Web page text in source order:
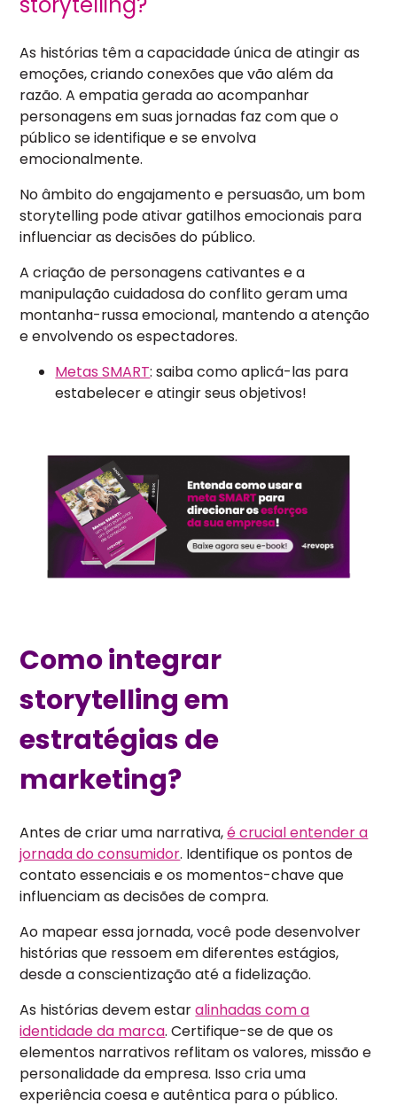
As histórias têm a capacidade única de atingir as
emoções, criando conexões que vão além da
razão. A empatia gerada ao acompanhar
personagens em suas jornadas faz com que o
público se identifique e se envolva
emocionalmente.
No âmbito do engajamento e persuasão, um bom
storytelling pode ativar gatilhos emocionais para
influenciar as decisões do público.
A criação de personagens cativantes e a
manipulação cuidadosa do conflito geram uma
montanha-russa emocional, mantendo a atenção
e envolvendo os espectadores.
Metas SMART: saiba como aplicá-las para
estabelecer e atingir seus objetivos!
Como integrar
storytelling em
estratégias de
marketing?
Antes de criar uma narrativa,é crucial entender a
jornada do consumidor. Identifique os pontos de
contato essenciais e os momentos-chave que
influenciam as decisões de compra.
Ao mapear essa jornada, você pode desenvolver
histórias que ressoem em diferentes estágios,
desde a conscientização até a fidelização.
As histórias devem estaralinhadas com a
identidade da marca. Certifique-se de que os
elementos narrativos reflitam os valores, missão e
personalidade da empresa. Isso cria uma
experiência coesa e autêntica para o público.